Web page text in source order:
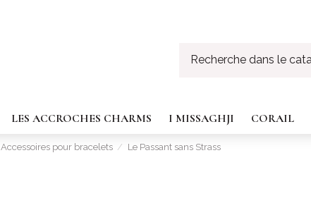
LES ACCROCHES CHARMS I MISSAGHJI CORAIL
Accessoires pour bracelets Le Passant sans Strass